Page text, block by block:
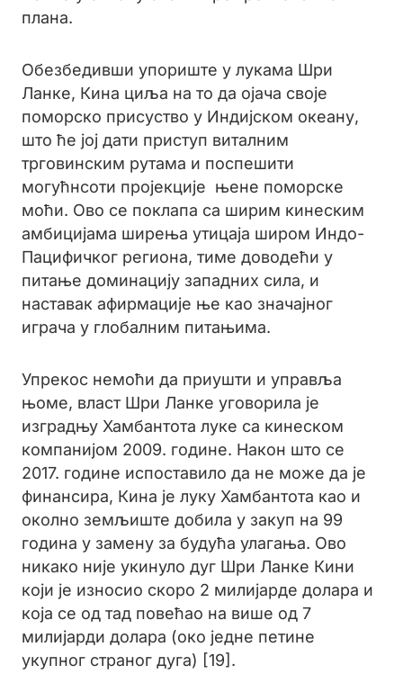
плана.
Обезбедивши упориште у лукама Шри
Ланке, Кина циља на то да ојача своје
поморско присуство у Индијском океану,
што ће јој дати приступ виталним
трговинским рутама и поспешити
могућнсоти пројекције њене поморске
моћи. Ово се поклапа са ширим кинеским
амбицијама ширења утицаја широм Индо-
Пацифичког региона, тиме доводећи у
питање доминацију западних сила, и
наставак афирмације ње као значајног
играча у глобалним питањима.
Упрекос немоћи да приушти и управља
њоме, власт Шри Ланке уговорила је
изградњу Хамбантота луке са кинеском
компанијом 2009. године. Након што се
2017. године испоставило да не може да је
финансира, Кина је луку Хамбантота као и
околно земљиште добила у закуп на 99
година у замену за будућа улагања. Ово
никако није укинуло дуг Шри Ланке Кини
који је износио скоро 2 милијарде долара и
која се од тад повећао на више од 7
милијарди долара (око једне петине
укупног страног дуга) [19].